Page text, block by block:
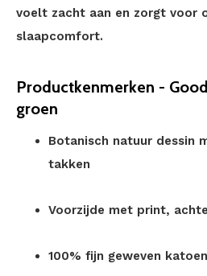
voelt zacht aan en zorgt voor
slaapcomfort.
Productkenmerken -
groen
Botanisch natuur dessin
takken
Voorzijde met print,
100% fijn geweven katoen